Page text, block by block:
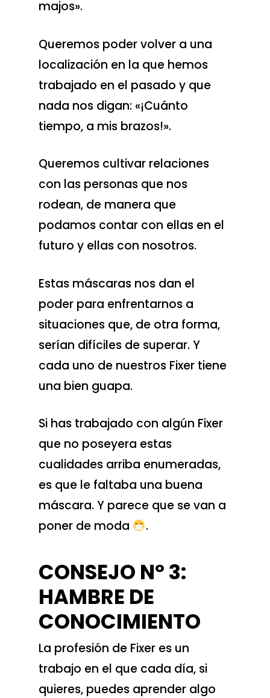
majos».
Queremos poder volver a una
localización en la que hemos
trabajado en el pasado y que
nada nos digan: «¡Cuánto
tiempo, a mis brazos!».
Queremos cultivar relaciones
con las personas que nos
rodean, de manera que
podamos contar con ellas en el
futuro y ellas con nosotros.
Estas máscaras nos dan el
poder para enfrentarnos a
situaciones que, de otra forma,
serían difíciles de superar. Y
cada uno de nuestros Fixer tiene
una bien guapa.
Si has trabajado con algún Fixer
que no poseyera estas
cualidades arriba enumeradas,
es que le faltaba una buena
máscara. Y parece que se van a
poner de moda
.
CONSEJO Nº 3:
HAMBRE DE
CONOCIMIENTO
La profesión de Fixer es un
trabajo en el que cada día, si
quieres, puedes aprender algo